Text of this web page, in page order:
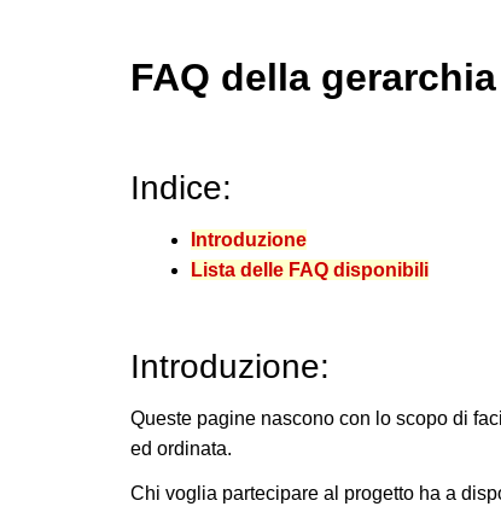
FAQ della gerarchia
Indice:
Introduzione
Lista delle FAQ disponibili
Introduzione:
Queste pagine nascono con lo scopo di
ed ordinata.
Chi voglia partecipare al progetto ha a